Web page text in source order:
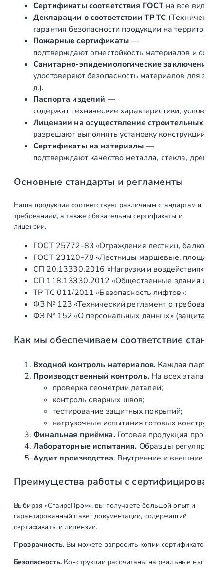
з
а
1
5
0
0
х
1
0
н
а
х
т
г
а
х
Сертификаты соответствия ГОСТ на все виды
Декларации о соответствии ТР ТС
гарантия безопасности продукции на
Пожарные сертификаты—
подтверждают огнестойкость материалов и
Санитарно‑эпидемиологические заключения
удостоверяют безопасность материалов для
д.).
Паспорта изделий —
содержат технические характеристики,
Лицензии на осуществление строительных и
разрешают выполнять установку конструкций
Сертификаты на материалы —
подтверждают качество металла, стекла,
Основные стандарты и регламенты
Наша продукция соответствует различным стандартам и
требованиям, а также обязательны сертификаты и
лицензии.
ГОСТ 25772‑83 «Ограждения лестниц,
ГОСТ 23120‑78 «Лестницы маршевые,
СП 20.13330.2016 «Нагрузки и воздействия»
СП 118.13330.2012 «Общественные здания и
ТР ТС 011/2011 «Безопасность лифтов»;
ФЗ № 123 «Технический регламент о
ФЗ № 152 «О персональных данных» (защита
Как мы обеспечиваем соответствие
Входной контроль материалов. Каждая партия
Производственный контроль.На всех этапах
проверка геометрии деталей;
контроль сварных швов;
тестирование защитных покрытий;
нагрузочные испытания готовых
Финальная приёмка.Готовая продукция
Лабораторные испытания. Образцы регулярно
Аудит производства.Внутренние и внешние
Преимущества работы с
Выбирая «СтаирсПром», вы получаете большой опыт и
гарантированный пакет документации, содержащий
сертификаты и лицензии.
Прозрачность.Вы можете запросить копии сертификатов
Безопасность.Конструкции рассчитаны на реальные